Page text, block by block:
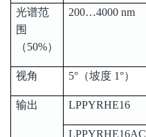
光谱范
围
（50%）
200…4000 nm
视角 5°（坡度 1°）
输出 LPPYRHE16
LPPYRHE16AC